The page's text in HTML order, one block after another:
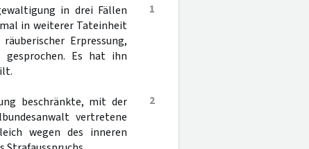
1
in drei Fällen
in weiterer Tateinheit
Erpressung,
Es hat ihn
2
beschränkte, mit der
vertretene
wegen des inneren